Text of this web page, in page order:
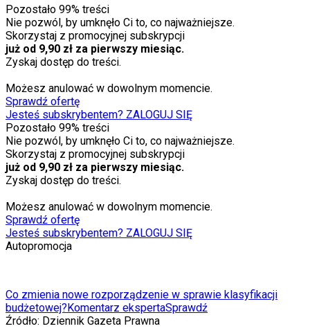
Pozostało 99% treści
Nie pozwól, by umknęło Ci to, co najważniejsze.
Skorzystaj z promocyjnej subskrypcji
już od 9,90 zł za pierwszy miesiąc.
Zyskaj dostęp do treści.
Możesz anulować w dowolnym momencie.
Sprawdź ofertę
Jesteś subskrybentem? ZALOGUJ SIĘ
Pozostało 99% treści
Nie pozwól, by umknęło Ci to, co najważniejsze.
Skorzystaj z promocyjnej subskrypcji
już od 9,90 zł za pierwszy miesiąc.
Zyskaj dostęp do treści.
Możesz anulować w dowolnym momencie.
Sprawdź ofertę
Jesteś subskrybentem? ZALOGUJ SIĘ
Autopromocja
Co zmienia nowe rozporządzenie w sprawie klasyfikacji
budżetowej?Komentarz ekspertaSprawdź
Źródło: Dziennik Gazeta Prawna